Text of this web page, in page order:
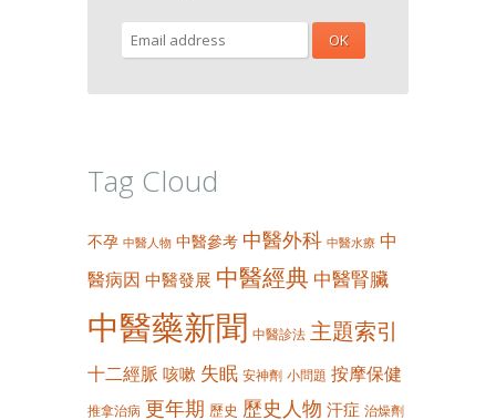
Tag Cloud
不孕 中醫人物 中醫參考 中醫外科 中醫水療 中
醫病因 中醫發展 中醫經典 中醫腎臟
中醫藥新聞 中醫診法 主題索引
十二經脈 咳嗽 失眠 安神劑 小問題 按摩保健
推拿治病 更年期 歷史 歷史人物 汗症 治燥劑